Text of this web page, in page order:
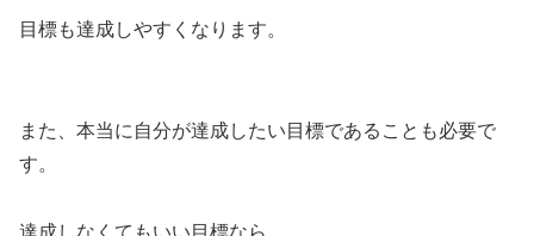
目標も達成しやすくなります。
また、本当に自分が達成したい目標であることも必要で
す。
達成しなくてもいい目標なら、